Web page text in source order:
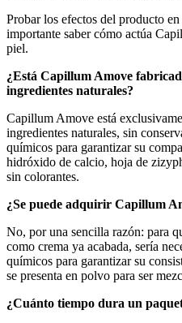
Probar los efectos del producto
importante saber cómo actúa
piel.
¿Está Capillum Amove
ingredientes naturales?
Capillum Amove está
ingredientes naturales, sin
químicos para garantizar su
hidróxido de calcio, hoja de
sin colorantes.
¿Se puede adquirir Capillum
No, por una sencilla razón: para
como crema ya acabada, sería
químicos para garantizar su
se presenta en polvo para ser
¿Cuánto tiempo dura un